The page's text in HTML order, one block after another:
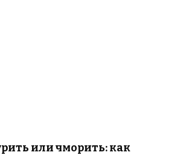
или чморить: как